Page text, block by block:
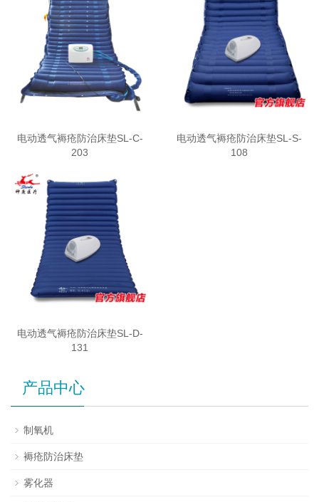
电动透气褥疮防治床垫SL-C-
203
电动透气褥疮防治床垫SL-S-
108
电动透气褥疮防治床垫SL-D-
131
产品中心
制氧机
褥疮防治床垫
雾化器